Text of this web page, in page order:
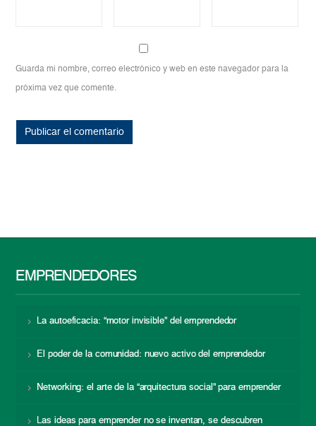
Guarda mi nombre, correo electrónico y web en este navegador para la
próxima vez que comente.
EMPRENDEDORES
La autoeficacia: “motor invisible” del emprendedor
El poder de la comunidad: nuevo activo del emprendedor
Networking: el arte de la “arquitectura social” para emprender
Las ideas para emprender no se inventan, se descubren